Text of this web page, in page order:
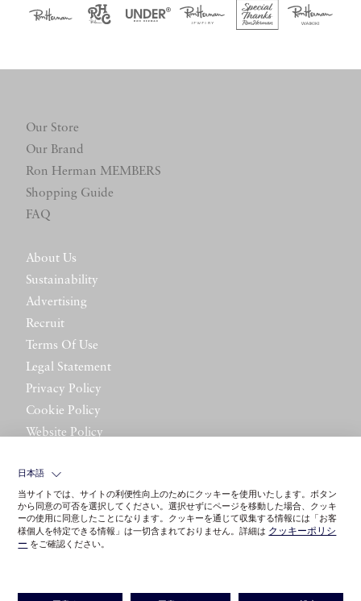
Our Store
Our Brand
Ron Herman MEMBERS
Shopping Guide
FAQ
About Us
Sustainability
Advertising
Recruit
Terms Of Use
Legal Statement
Privacy Policy
Cookie Policy
Website Policy
日本語
当サイトでは、サイトの利便性向上のためにクッキーを使用いたします。ボタン
から同意の可否を選択してください。選択せずにページを移動した場合、クッキ
ーの使用に同意したことになります。クッキーを通じて収集する情報には「お客
様個人を特定できる情報」は一切含まれておりません。詳細は クッキーポリシ
ー をご確認ください。